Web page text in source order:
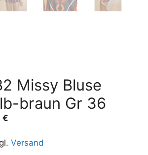
Missy Bluse
braun Gr 36
€
ist:
Versand